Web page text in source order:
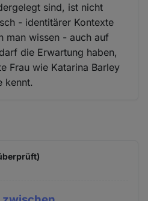
sind, ist nicht
- identitärer Kontexte
man wissen - auch auf
die Erwartung haben,
Frau wie Katarina Barley
kennt.